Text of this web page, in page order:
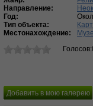
Направление:
Год:
Тип объекта:
Местонахождение: